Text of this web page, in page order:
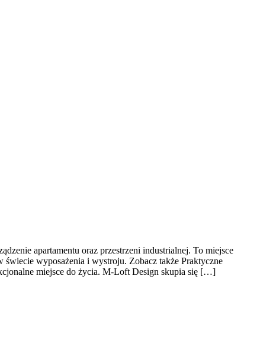
apartamentu oraz przestrzeni industrialnej. To miejsce
wyposażenia i wystroju. Zobacz także Praktyczne
miejsce do życia. M-Loft Design skupia się […]